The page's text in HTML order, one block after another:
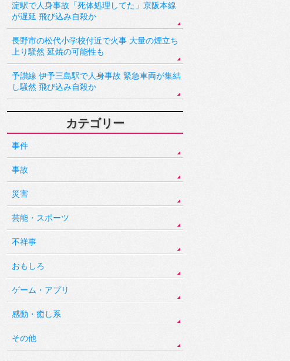
淀駅で人身事故「死体処理してた」京阪本線
が遅延 飛び込み自殺か
長野市の松代小学校付近で火事 大量の煙立ち
上り騒然 延焼の可能性も
予讃線 伊予三島駅で人身事故 緊急車両が集結
し騒然 飛び込み自殺か
カテゴリー
事件
事故
災害
芸能・スポーツ
不祥事
おもしろ
ゲーム・アプリ
感動・癒し系
その他